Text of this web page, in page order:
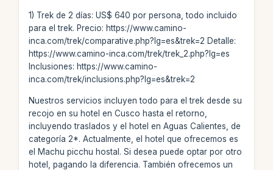
1) Trek de 2 días: US$ 640 por persona, todo incluido
para el trek. Precio: https://www.camino-
inca.com/trek/comparative.php?lg=es&trek=2 Detalle:
https://www.camino-inca.com/trek/trek_2.php?lg=es
Inclusiones: https://www.camino-
inca.com/trek/inclusions.php?lg=es&trek=2
Nuestros servicios incluyen todo para el trek desde su
recojo en su hotel en Cusco hasta el retorno,
incluyendo traslados y el hotel en Aguas Calientes, de
categoría 2*. Actualmente, el hotel que ofrecemos es
el Machu picchu hostal. Si desea puede optar por otro
hotel, pagando la diferencia. También ofrecemos un